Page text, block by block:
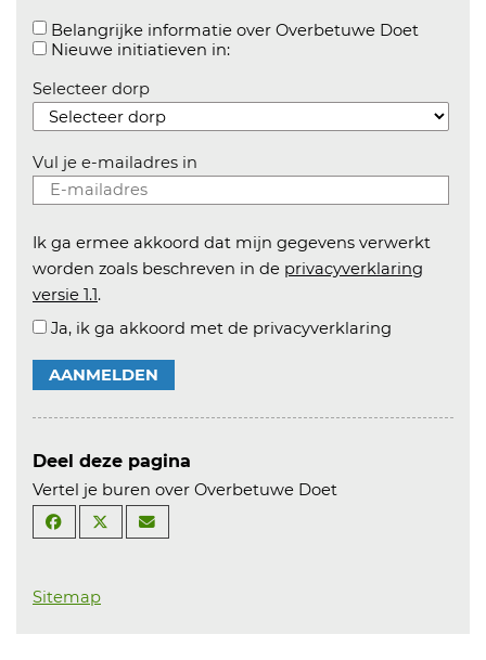
Belangrijke informatie over Overbetuwe Doet
Nieuwe initiatieven in:Aanvinken om informatie over
Selecteer dorp
Vul je e-mailadres in
Ik ga ermee akkoord dat mijn gegevens verwerkt
worden zoals beschreven in de privacyverklaring
versie 1.1.
Ja, ik ga akkoord met de privacyverklaring
AANMELDEN
Deel deze pagina
Vertel je buren over Overbetuwe Doet
Sitemap